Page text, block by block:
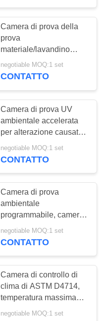
Camera di prova della
prova
materiale/lavandino
ambientali del bagno
d'olio della camera
negotiable MOQ:1 set
CONTATTO
Camera di prova UV
ambientale accelerata
per alterazione causata
dagli agenti atmosferici
di plastica di gomma di
negotiable MOQ:1 set
CONTATTO
Camera di prova
ambientale
programmabile, camera
di prova massima
minima di temperatura
negotiable MOQ:1 set
CONTATTO
Camera di controllo di
clima di ASTM D4714,
temperatura massima
minima e camera di
negotiable MOQ:1 set